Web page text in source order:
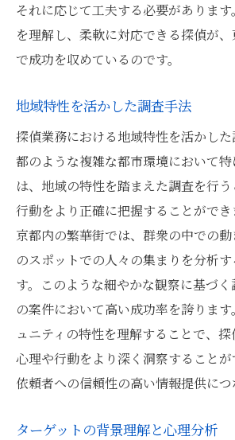
それに応じて工夫する必要がありま
を理解し、柔軟に対応できる探偵が
で成功を収めているのです。
地域特性を活かした調査手法
探偵業務における地域特性を活かし
都のような複雑な都市環境において
は、地域の特性を踏まえた調査を行
行動をより正確に把握することがで
京都内の繁華街では、群衆の中での
のスポットでの人々の集まりを分析
す。このような細やかな観察に基づ
の案件において高い成功率を誇ります
ュニティの特性を理解することで、
心理や行動をより深く洞察すること
依頼者への信頼性の高い情報提供につ
ターゲットの背景理解と心理分析